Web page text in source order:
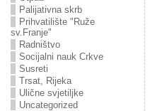
Palijativna skrb
Prihvatilište "Ruže
sv.Franje"
Radništvo
Socijalni nauk Crkve
Susreti
Trsat, Rijeka
Ulične svjetiljke
Uncategorized